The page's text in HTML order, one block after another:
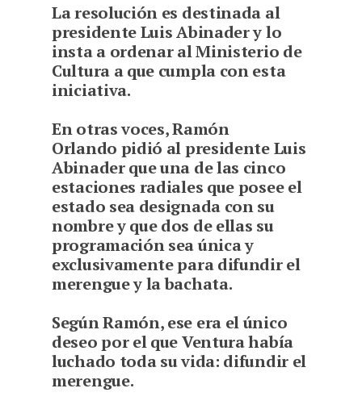
La resolución es destinada al
presidente Luis Abinader y lo
insta a ordenar al Ministerio de
Cultura a que cumpla con esta
iniciativa.
En otras voces, Ramón
Orlando pidió al presidente Luis
Abinader que una de las cinco
estaciones radiales que posee el
estado sea designada con su
nombre y que dos de ellas su
programación sea única y
exclusivamente para difundir el
merengue y la bachata.
Según Ramón, ese era el único
deseo por el que Ventura había
luchado toda su vida: difundir el
merengue.